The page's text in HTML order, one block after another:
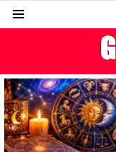
ОСТАННІ
СТАТТІ